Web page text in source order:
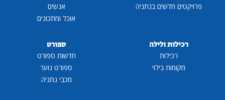
פרויקטים חדשים בנתניה
אנשים
אוכל ומתכונים
רכילות ולילה
רכילות
מקומות בילוי
ספורט
חדשות ספורט
ספורט נוער
מכבי נתניה